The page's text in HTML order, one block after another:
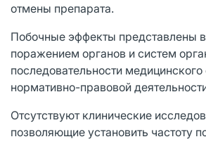
отмены препарата.
Побочные эффекты представлены в
поражением органов и систем
последовательности
нормативно-правовой
Отсутствуют клинические
позволяющие установить частоту